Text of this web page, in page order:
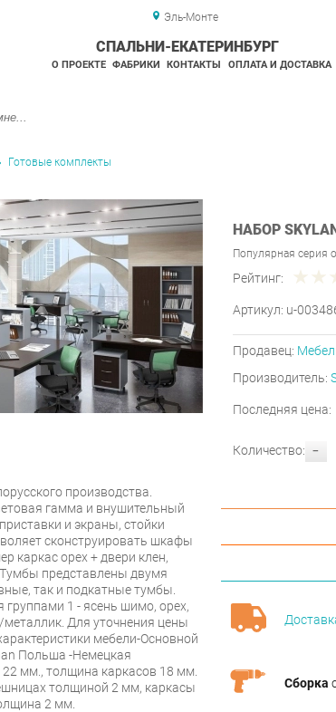
Эль-Монте
СПАЛЬНИ-ЕКАТЕРИНБУРГ
О ПРОЕКТЕ ФАБРИКИ КОНТАКТЫ ОПЛАТА И ДОСТАВКА
Готовые комплекты
НАБОР
Популярная серия
Рейтинг:
Артикул: u-
Продавец:
Производитель:
Последняя цена:
-
Количество:
Сборка
производства.
гамма и внушительный
и экраны, стойки
сконструировать шкафы
каркас орех + двери клен,
представлены двумя
так и подкатные тумбы.
1 - ясень шимо, орех,
Для уточнения цены
мебели-Основной
Польша -Немецкая
мм., толщина каркасов 18 мм.
толщиной 2 мм, каркасы
2 мм.